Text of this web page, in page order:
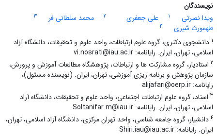
نویسندگان
ویدا نصرتی
1 علی جعفری 2 محمد سلطانی فر 3
طهمورث شیری
4
1 دانشجوی دکتری، گروه علوم ارتباطات، واحد علوم و تحقیقات، دانشگاه آزاد
اسلامی، تهران، ایران. رایانامه: vi.nosrati@iau.ac.ir
2 استادیار، گروه مشارکت ها و ارتباطات، پژوهشگاه مطالعات آموزش و پرورش،
سازمان پژوهش و برنامه ریزی آموزشی، تهران، ایران. (نویسنده مسئول)،
رایانامه: alijafari@oerp.ir
3 استاد، گروه علوم ارتباطات اجتماعی، واحد علوم و تحقیقات، دانشگاه آزاد
اسلامی، تهران، ایران. رایانامه: Soltanifar.m@iau.ir
4 دانشیار، گروه جامعه شناسی، واحد تهران مرکزی، دانشگاه آزاد اسلامی، تهران،
ایران. رایانامه: Shiri.iau@iau.ac.ir